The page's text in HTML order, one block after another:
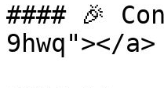
#### 🎉
9hwq"></a>